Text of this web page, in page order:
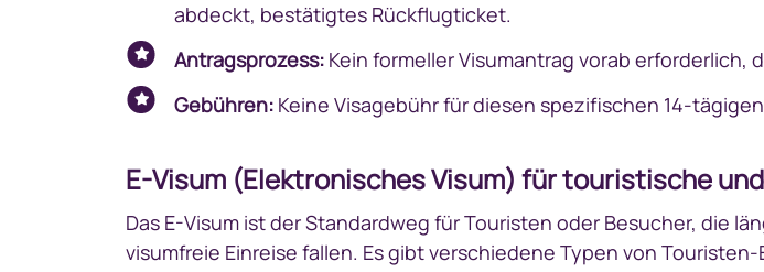
abdeckt, bestätigtes Rückflugticket.
Antragsprozess: Kein formeller Visumantrag vorab erforderlich,
Gebühren: Keine Visagebühr für diesen spezifischen 14-
E-Visum (Elektronisches Visum) für touristische
Das E-Visum ist der Standardweg für Touristen oder Besucher, die
visumfreie Einreise fallen. Es gibt verschiedene Typen von Touristen-